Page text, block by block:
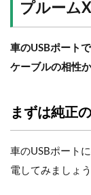
プルーム
車のUSBポート
ケーブルの相性
まずは純正
車のUSBポート
電してみましょう